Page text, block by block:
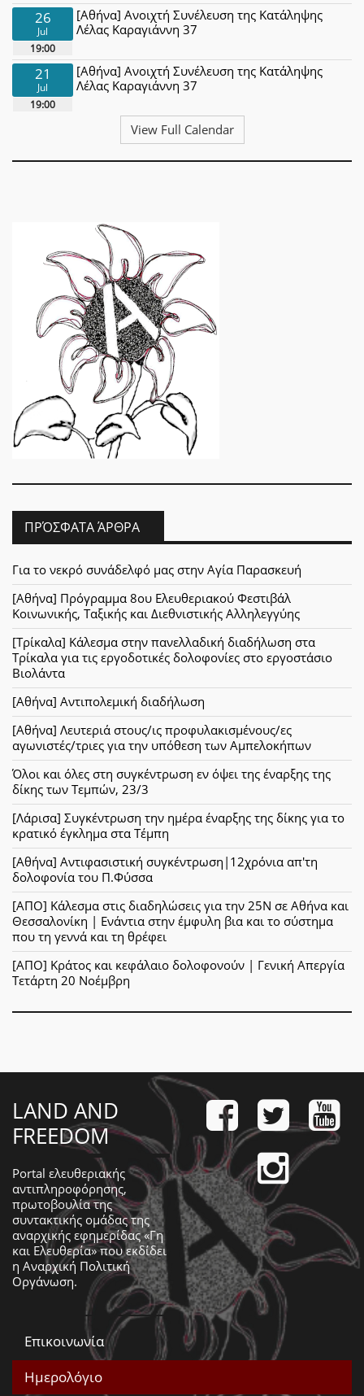
26
Jul
19:00
[Αθήνα] Ανοιχτή Συνέλευση της Κατάληψης
Λέλας Καραγιάννη 37
21
Jul
19:00
[Αθήνα] Ανοιχτή Συνέλευση της Κατάληψης
Λέλας Καραγιάννη 37
View Full Calendar
ΠΡΌΣΦΑΤΑ ΆΡΘΡΑ
Για το νεκρό συνάδελφό μας στην Αγία Παρασκευή
[Αθήνα] Πρόγραμμα 8ου Ελευθεριακού Φεστιβάλ
Κοινωνικής, Ταξικής και Διεθνιστικής Αλληλεγγύης
[Τρίκαλα] Κάλεσμα στην πανελλαδική διαδήλωση στα
Τρίκαλα για τις εργοδοτικές δολοφονίες στο εργοστάσιο
Βιολάντα
[Αθήνα] Αντιπολεμική διαδήλωση
[Αθήνα] Λευτεριά στους/ις προφυλακισμένους/ες
αγωνιστές/τριες για την υπόθεση των Αμπελοκήπων
Όλοι και όλες στη συγκέντρωση εν όψει της έναρξης της
δίκης των Τεμπών, 23/3
[Λάρισα] Συγκέντρωση την ημέρα έναρξης της δίκης για το
κρατικό έγκλημα στα Τέμπη
[Αθήνα] Αντιφασιστική συγκέντρωση|12χρόνια απ'τη
δολοφονία του Π.Φύσσα
[ΑΠΟ] Κάλεσμα στις διαδηλώσεις για την 25Ν σε Αθήνα και
Θεσσαλονίκη | Ενάντια στην έμφυλη βια και το σύστημα
που τη γεννά και τη θρέφει
[ΑΠΟ] Κράτος και κεφάλαιο δολοφονούν | Γενική Απεργία
Τετάρτη 20 Νοέμβρη
LAND AND
FREEDOM
Portal ελευθεριακής
αντιπληροφόρησης,
πρωτοβουλία της
συντακτικής ομάδας της
αναρχικής εφημερίδας «Γη
και Ελευθερία» που εκδίδει
η Αναρχική Πολιτική
Οργάνωση.
Επικοινωνία
Ημερολόγιο